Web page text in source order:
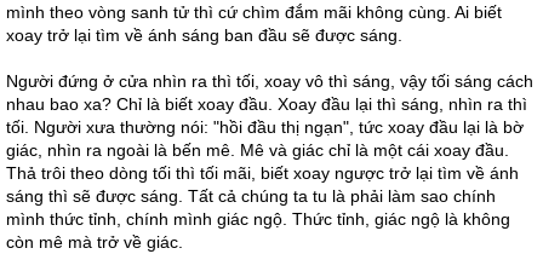
mình theo vòng sanh tử thì cứ chìm đắm mãi không cùng. Ai biết
xoay trở lại tìm về ánh sáng ban đầu sẽ được sáng.
Người đứng ở cửa nhìn ra thì tối, xoay vô thì sáng, vậy tối sáng cách
nhau bao xa? Chỉ là biết xoay đầu. Xoay đầu lại thì sáng, nhìn ra thì
tối. Người xưa thường nói: "hồi đầu thị ngạn", tức xoay đầu lại là bờ
giác, nhìn ra ngoài là bến mê. Mê và giác chỉ là một cái xoay đầu.
Thả trôi theo dòng tối thì tối mãi, biết xoay ngược trở lại tìm về ánh
sáng thì sẽ được sáng. Tất cả chúng ta tu là phải làm sao chính
mình thức tỉnh, chính mình giác ngộ. Thức tỉnh, giác ngộ là không
còn mê mà trở về giác.